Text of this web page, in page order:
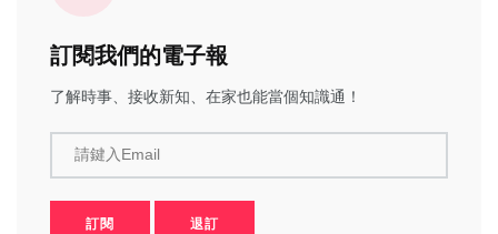
訂閱我們的電子報
了解時事、接收新知、在家也能當個知識通！
請鍵入Email
訂閱 退訂